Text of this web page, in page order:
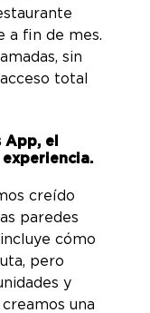
a fin de mes.
sin
total
el
creído
paredes
cómo
pero
y
una